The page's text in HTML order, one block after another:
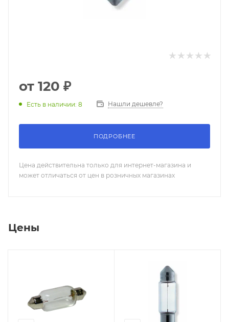
от 120 ₽
Есть в наличии: 8 Нашли дешевле?
ПОДРОБНЕЕ
Цена действительна только для интернет-магазина и
может отличаться от цен в розничных магазинах
Цены